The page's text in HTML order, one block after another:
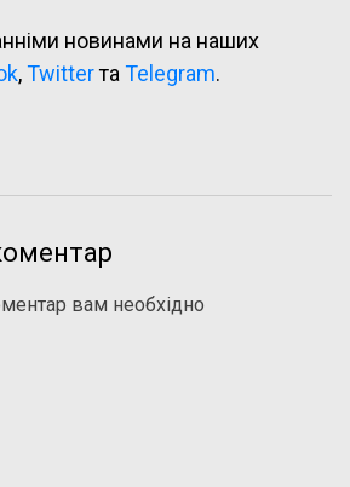
новинами на наших
,Twitterта Telegram.
вам необхідно